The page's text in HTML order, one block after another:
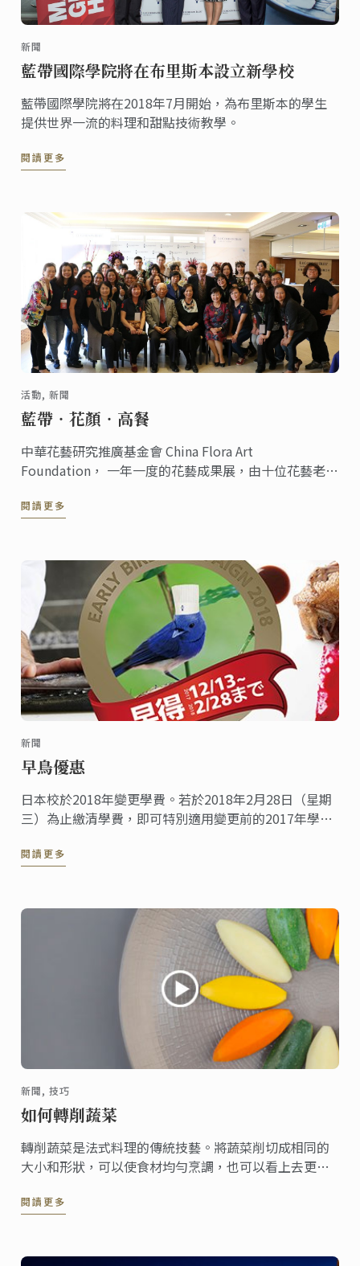
新聞
藍帶國際學院將在布里斯本設立新學校
藍帶國際學院將在2018年7月開始，為布里斯本的學生
提供世界一流的料理和甜點技術教學。
閱讀更多
活動, 新聞
藍帶‧花顏‧高餐
中華花藝研究推廣基金會 China Flora Art
Foundation， 一年一度的花藝成果展，由十位花藝老師
辦下午茶暨花藝走秀會。
閱讀更多
新聞
早鳥優惠
日本校於2018年變更學費。若於2018年2月28日（星期
三）為止繳清學費，即可特別適用變更前的2017年學費
閱讀更多
新聞, 技巧
如何轉削蔬菜
轉削蔬菜是法式料理的傳統技藝。將蔬菜削切成相同的
大小和形狀，可以使食材均勻烹調，也可以看上去更賞
閱讀更多